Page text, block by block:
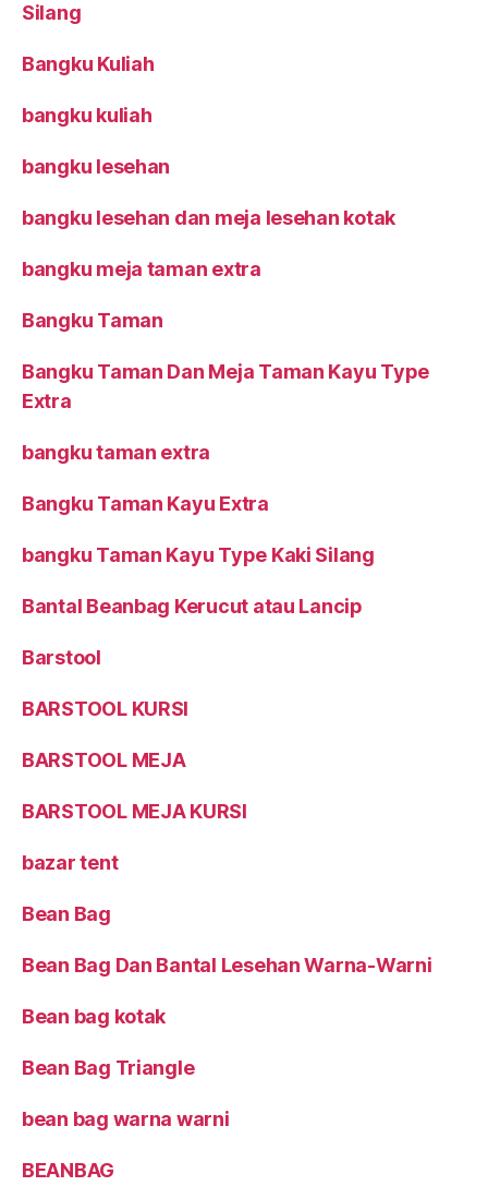
Silang
Bangku Kuliah
bangku kuliah
bangku lesehan
bangku lesehan dan meja lesehan kotak
bangku meja taman extra
Bangku Taman
Bangku Taman Dan Meja Taman Kayu Type
Extra
bangku taman extra
Bangku Taman Kayu Extra
bangku Taman Kayu Type Kaki Silang
Bantal Beanbag Kerucut atau Lancip
Barstool
BARSTOOL KURSI
BARSTOOL MEJA
BARSTOOL MEJA KURSI
bazar tent
Bean Bag
Bean Bag Dan Bantal Lesehan Warna-Warni
Bean bag kotak
Bean Bag Triangle
bean bag warna warni
BEANBAG